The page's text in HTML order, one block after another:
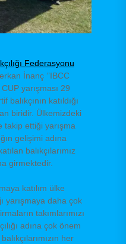
Federasyonu
İnanç ‘’IBCC
yarışması 29
katıldığı
biridir. Ülkemizdeki
takip ettiği yarışma
gelişimi adına
balıkçılarımız
girmektedir.
katılım ülke
yarışmaya daha çok
takımlarımızı
adına çok önem
her